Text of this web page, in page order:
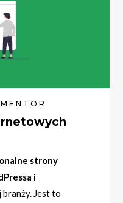
strony
i
branży. Jest to